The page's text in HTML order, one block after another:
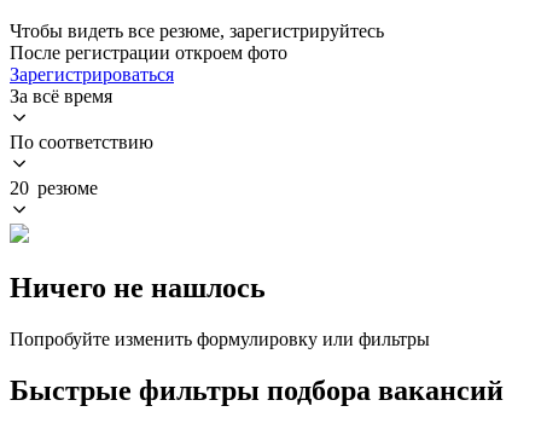
Чтобы видеть все резюме, зарегистрируйтесь
После регистрации откроем фото
Зарегистрироваться
За всё время
По соответствию
20 резюме
Ничего не нашлось
Попробуйте изменить формулировку или фильтры
Быстрые фильтры подбора вакансий